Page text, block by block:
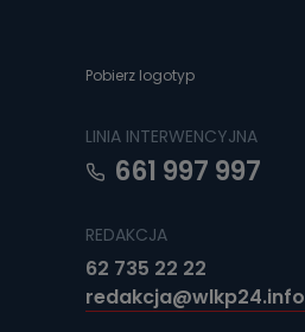
Pobierz logotyp
LINIA INTERWENCYJNA
661 997 997
REDAKCJA
62 735 22 22
redakcja@wlkp24.info